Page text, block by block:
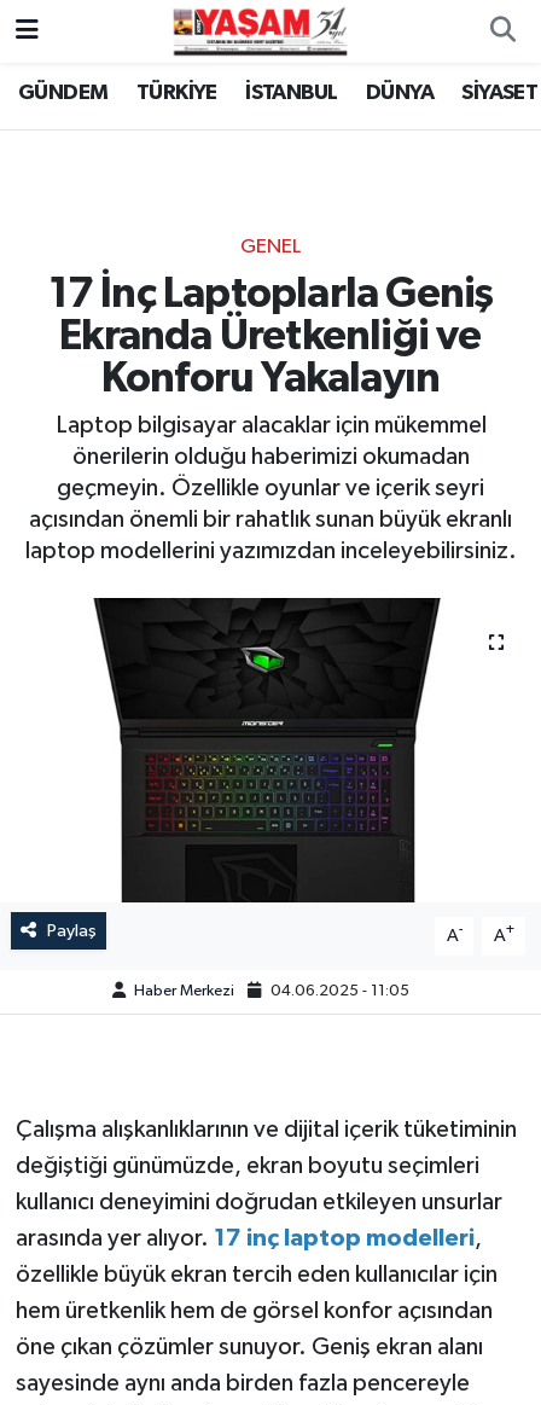
GÜNDEM TÜRKİYE İSTANBUL DÜNYA SİYASET
GENEL
17 İnç Laptoplarla Geniş
Ekranda Üretkenliği ve
Konforu Yakalayın
Laptop bilgisayar alacaklar için mükemmel
önerilerin olduğu haberimizi okumadan
geçmeyin. Özellikle oyunlar ve içerik seyri
açısından önemli bir rahatlık sunan büyük ekranlı
laptop modellerini yazımızdan inceleyebilirsiniz.
Paylaş A- A+
Haber Merkezi 04.06.2025 - 11:05
Çalışma alışkanlıklarının ve dijital içerik tüketiminin
değiştiği günümüzde, ekran boyutu seçimleri
kullanıcı deneyimini doğrudan etkileyen unsurlar
arasında yer alıyor. 17 inç laptop modelleri,
özellikle büyük ekran tercih eden kullanıcılar için
hem üretkenlik hem de görsel konfor açısından
öne çıkan çözümler sunuyor. Geniş ekran alanı
sayesinde aynı anda birden fazla pencereyle